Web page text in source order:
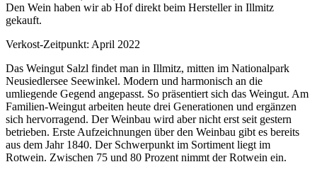
Den Wein haben wir ab Hof direkt beim Hersteller in Illmitz
gekauft.
Verkost-Zeitpunkt: April 2022
Das Weingut Salzl findet man in Illmitz, mitten im Nationalpark
Neusiedlersee Seewinkel. Modern und harmonisch an die
umliegende Gegend angepasst. So präsentiert sich das Weingut. Am
Familien-Weingut arbeiten heute drei Generationen und ergänzen
sich hervorragend. Der Weinbau wird aber nicht erst seit gestern
betrieben. Erste Aufzeichnungen über den Weinbau gibt es bereits
aus dem Jahr 1840. Der Schwerpunkt im Sortiment liegt im
Rotwein. Zwischen 75 und 80 Prozent nimmt der Rotwein ein.